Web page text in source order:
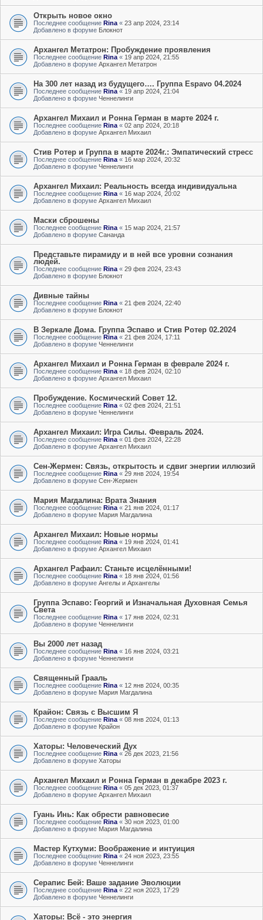
Открыть новое окно
Последнее сообщение Rina « 23 апр 2024, 23:14
Добавлено в форуме Блокнот
Архангел Метатрон: Пробуждение проявления
Последнее сообщение Rina « 19 апр 2024, 21:55
Добавлено в форуме Архангел Метатрон
На 300 лет назад из будущего…. Группа Espavo 04.2024
Последнее сообщение Rina « 19 апр 2024, 21:04
Добавлено в форуме Ченнелинги
Архангел Михаил и Ронна Герман в марте 2024 г.
Последнее сообщение Rina « 02 апр 2024, 20:18
Добавлено в форуме Архангел Михаил
Стив Ротер и Группа в марте 2024г.: Эмпатический стресс
Последнее сообщение Rina « 16 мар 2024, 20:32
Добавлено в форуме Ченнелинги
Архангел Михаил: Реальность всегда индивидуальна
Последнее сообщение Rina « 16 мар 2024, 20:02
Добавлено в форуме Архангел Михаил
Маски сброшены
Последнее сообщение Rina « 15 мар 2024, 21:57
Добавлено в форуме Сананда
Представьте пирамиду и в ней все уровни сознания
людей.
Последнее сообщение Rina « 29 фев 2024, 23:43
Добавлено в форуме Блокнот
Дивные тайны
Последнее сообщение Rina « 21 фев 2024, 22:40
Добавлено в форуме Блокнот
В Зеркале Дома. Группа Эспаво и Стив Ротер 02.2024
Последнее сообщение Rina « 21 фев 2024, 17:11
Добавлено в форуме Ченнелинги
Архангел Михаил и Ронна Герман в феврале 2024 г.
Последнее сообщение Rina « 18 фев 2024, 02:10
Добавлено в форуме Архангел Михаил
Пробуждение. Космический Совет 12.
Последнее сообщение Rina « 02 фев 2024, 21:51
Добавлено в форуме Ченнелинги
Архангел Михаил: Игра Силы. Февраль 2024.
Последнее сообщение Rina « 01 фев 2024, 22:28
Добавлено в форуме Архангел Михаил
Сен-Жермен: Связь, открытость и сдвиг энергии иллюзий
Последнее сообщение Rina « 29 янв 2024, 19:54
Добавлено в форуме Сен-Жермен
Мария Магдалина: Врата Знания
Последнее сообщение Rina « 21 янв 2024, 01:17
Добавлено в форуме Мария Магдалина
Архангел Михаил: Новые нормы
Последнее сообщение Rina « 19 янв 2024, 01:41
Добавлено в форуме Архангел Михаил
Архангел Рафаил: Станьте исцелёнными!
Последнее сообщение Rina « 18 янв 2024, 01:56
Добавлено в форуме Ангелы и Архангелы
Группа Эспаво: Георгий и Изначальная Духовная Семья
Света
Последнее сообщение Rina « 17 янв 2024, 02:31
Добавлено в форуме Ченнелинги
Вы 2000 лет назад
Последнее сообщение Rina « 16 янв 2024, 03:21
Добавлено в форуме Ченнелинги
Священный Грааль
Последнее сообщение Rina « 12 янв 2024, 00:35
Добавлено в форуме Мария Магдалина
Крайон: Связь с Высшим Я
Последнее сообщение Rina « 08 янв 2024, 01:13
Добавлено в форуме Крайон
Хаторы: Человеческий Дух
Последнее сообщение Rina « 26 дек 2023, 21:56
Добавлено в форуме Хаторы
Архангел Михаил и Ронна Герман в декабре 2023 г.
Последнее сообщение Rina « 05 дек 2023, 01:37
Добавлено в форуме Архангел Михаил
Гуань Инь: Как обрести равновесие
Последнее сообщение Rina « 30 ноя 2023, 01:00
Добавлено в форуме Мария Магдалина
Мастер Кутхуми: Воображение и интуиция
Последнее сообщение Rina « 24 ноя 2023, 23:55
Добавлено в форуме Ченнелинги
Серапис Бей: Ваше задание Эволюции
Последнее сообщение Rina « 22 ноя 2023, 17:29
Добавлено в форуме Ченнелинги
Хаторы: Всё - это энергия